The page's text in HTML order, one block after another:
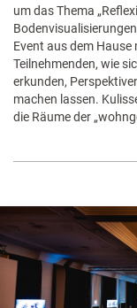
um das Thema
Event aus dem
Teilnehmenden, wie
erkunden,
machen lassen.
die Räume der